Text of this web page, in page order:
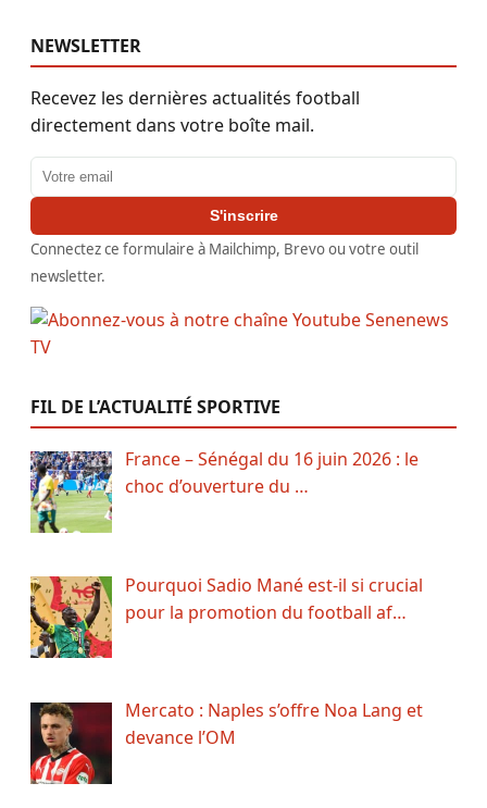
NEWSLETTER
Recevez les dernières actualités football
directement dans votre boîte mail.
Adresse email
S'inscrire
Connectez ce formulaire à Mailchimp, Brevo ou votre outil
newsletter.
FIL DE L’ACTUALITÉ SPORTIVE
France – Sénégal du 16 juin 2026 : le
choc d’ouverture du …
Pourquoi Sadio Mané est-il si crucial
pour la promotion du football af…
Mercato : Naples s’offre Noa Lang et
devance l’OM